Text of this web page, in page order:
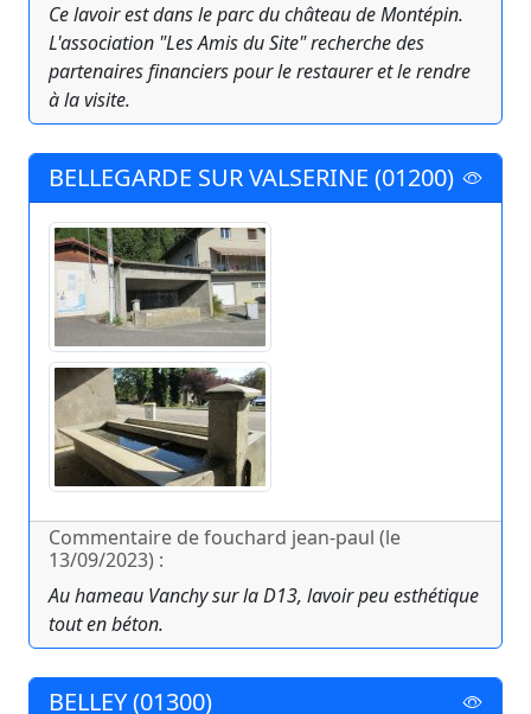
Ce lavoir est dans le parc du château de Montépin.
L'association "Les Amis du Site" recherche des
partenaires financiers pour le restaurer et le rendre
à la visite.
BELLEGARDE SUR VALSERINE (01200)
Commentaire de fouchard jean-paul (le
13/09/2023) :
Au hameau Vanchy sur la D13, lavoir peu esthétique
tout en béton.
BELLEY (01300)